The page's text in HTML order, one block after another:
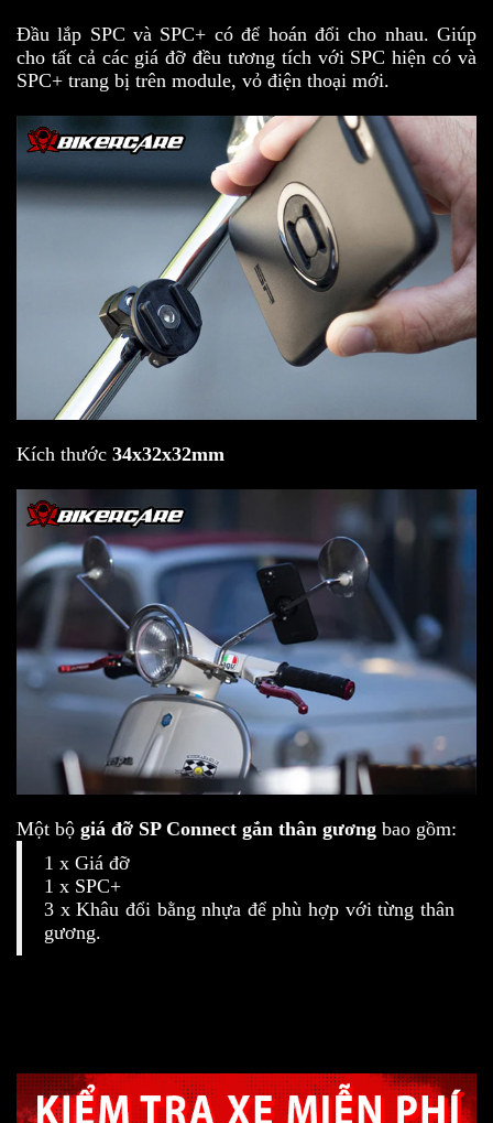
Đầu lắp SPC và SPC+ có để hoán đổi cho nhau. Giúp
cho tất cả các giá đỡ đều tương tích với SPC hiện có và
SPC+ trang bị trên module, vỏ điện thoại mới.
Kích thước 34x32x32mm
Một bộ giá đỡ SP Connect gắn thân gương bao gồm:
1 x Giá đỡ
1 x SPC+
3 x Khâu đổi bằng nhựa để phù hợp với từng thân
gương.